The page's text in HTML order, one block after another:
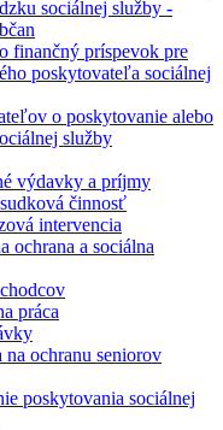
sociálnej služby -
finančný príspevok pre
poskytovateľa sociálnej
o poskytovanie alebo
služby
výdavky a príjmy
činnosť
intervencia
ochrana a sociálna
práca
na ochranu seniorov
poskytovania sociálnej